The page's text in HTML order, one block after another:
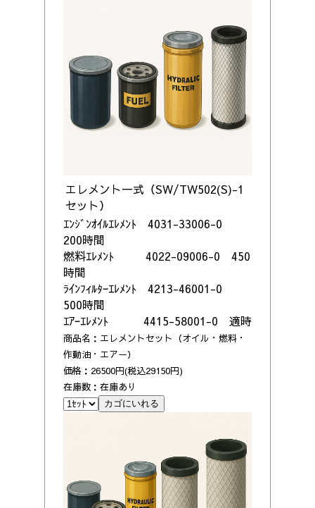
エレメント一式（SW/TW502(S)-1
セット）
ｴﾝｼﾞﾝｵｲﾙｴﾚﾒﾝﾄ 4031-33006-0
200時間
燃料ｴﾚﾒﾝﾄ 4022-09006-0 450
時間
ﾗｲﾝﾌｨﾙﾀｰｴﾚﾒﾝﾄ 4213-46001-0
500時間
ｴｱｰｴﾚﾒﾝﾄ 4415-58001-0 適時
商品名：エレメントセット（オイル・燃料・
作動油・エアー）
価格：26500円(税込29150円)
在庫数：在庫あり